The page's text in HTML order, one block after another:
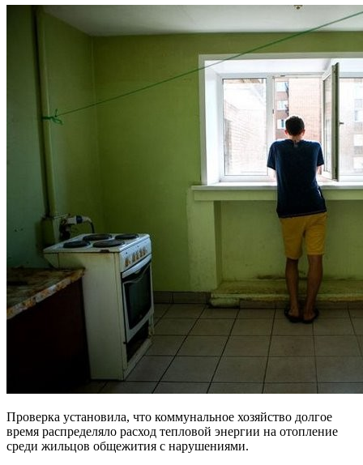
Проверка установила, что коммунальное хозяйство долгое
время распределяло расход тепловой энергии на отопление
среди жильцов общежития с нарушениями.